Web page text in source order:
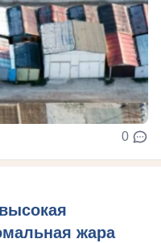
0
жара